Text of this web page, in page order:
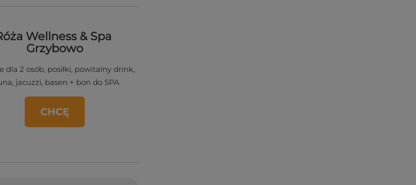
Wellness & Spa
Grzybowo
dla 2 osób, posiłki, powitalny drink,
jacuzzi, basen + bon do SPA
CHCĘ